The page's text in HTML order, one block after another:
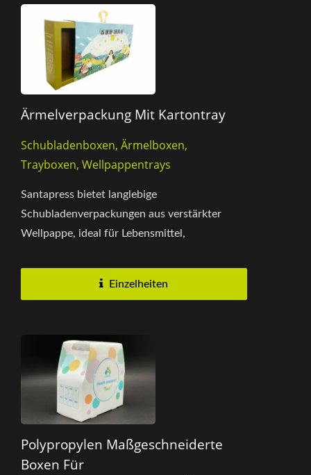
Ärmelverpackung Mit Kartontray
Schubladenboxen, Ärmelboxen,
Trayboxen, Wellpappentrays
Santapress bietet langlebige
Schubladenverpackungen aus verstärkter
Wellpappe, ideal für Lebensmittel,
Mit hochwertiger...
Einzelheiten
Polypropylen Maßgeschneiderte
Boxen Für